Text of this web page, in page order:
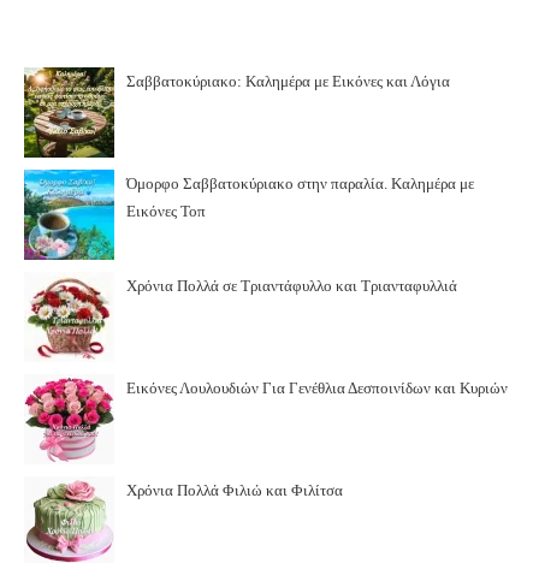
Σαββατοκύριακο: Καλημέρα με Εικόνες και Λόγια
Όμορφο Σαββατοκύριακο στην παραλία. Καλημέρα με
Εικόνες Τοπ
Χρόνια Πολλά σε Τριαντάφυλλο και Τριανταφυλλιά
Εικόνες Λουλουδιών Για Γενέθλια Δεσποινίδων και Κυριών
Χρόνια Πολλά Φιλιώ και Φιλίτσα